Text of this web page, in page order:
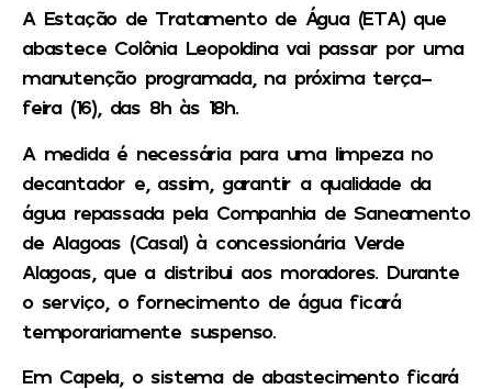
A Estação de Tratamento de Água (ETA) que
abastece Colônia Leopoldina vai passar por uma
manutenção programada, na próxima terça-
feira (16), das 8h às 18h.
A medida é necessária para uma limpeza no
decantador e, assim, garantir a qualidade da
água repassada pela Companhia de Saneamento
de Alagoas (Casal) à concessionária Verde
Alagoas, que a distribui aos moradores. Durante
o serviço, o fornecimento de água ficará
temporariamente suspenso.
Em Capela, o sistema de abastecimento ficará